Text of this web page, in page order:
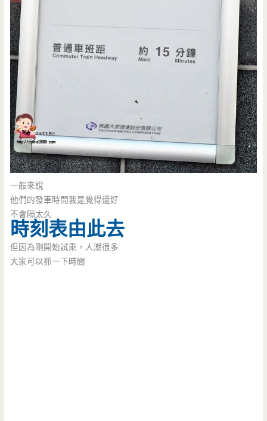
一般來說
他們的發車時間我是覺得還好
不會隔太久
時刻表由此去
但因為剛開始試乘，人潮很多
大家可以抓一下時間